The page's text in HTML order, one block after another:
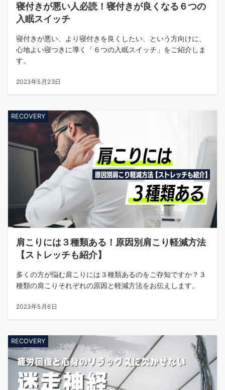
寝付きが悪い人必読！寝付きが良くなる６つの
入眠スイッチ
寝付きが悪い、より寝付きを良くしたい、という方向けに、
心地よい寝つきに導く「６つの入眠スイッチ」をご紹介しま
す。
2023年5月23日
RECOVERY
肩こりには３種類ある！原因別肩こり軽減方法
【ストレッチも紹介】
多くの方が悩む肩こりには３種類あるのをご存知ですか？３
種類の肩こりそれぞれの原因と軽減方法をお伝えします。
2023年5月6日
RECOVERY